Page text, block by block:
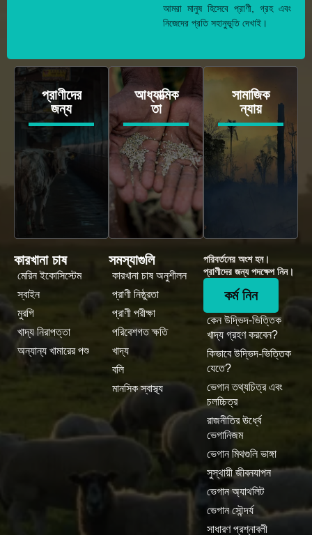
আমরা মানুষ হিসেবে প্রাণী, গ্রহ এবং
নিজেদের প্রতি সহানুভূতি দেখাই।
প্রাণীদের
জন্য
আধ্যাত্মিক
তা
সামাজিক
ন্যায়
কারখানা চাষ
মেরিন ইকোসিস্টেম
স্বাইন
মুরগি
খাদ্য নিরাপত্তা
অন্যান্য খামারের পশু
সমস্যাগুলি
কারখানা চাষ অনুশীলন
প্রাণী নিষ্ঠুরতা
প্রাণী পরীক্ষা
পরিবেশগত ক্ষতি
খাদ্য
বলি
মানসিক স্বাস্থ্য
পরিবর্তনের অংশ হন।
প্রাণীদের জন্য পদক্ষেপ নিন।
কর্ম নিন
কেন উদ্ভিদ-ভিত্তিক
খাদ্য গ্রহণ করবেন?
কিভাবে উদ্ভিদ-ভিত্তিক
যেতে?
ভেগান তথ্যচিত্র এবং
চলচ্চিত্র
রাজনীতির ঊর্ধ্বে
ভেগানিজম
ভেগান মিথগুলি ভাঙ্গা
সুস্থায়ী জীবনযাপন
ভেগান অ্যাথলিট
ভেগান সৌন্দর্য
সাধারণ প্রশ্নাবলী